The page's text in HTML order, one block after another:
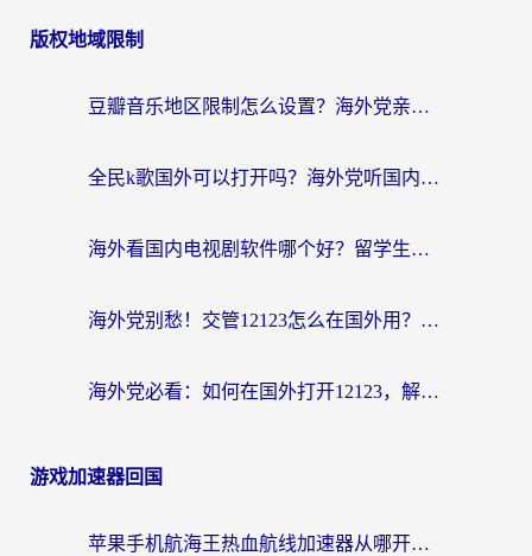
版权地域限制
豆瓣音乐地区限制怎么设置？海外党亲测有效的回国加速方案来了
全民k歌国外可以打开吗？海外党听国内音乐听书的实用指南
海外看国内电视剧软件哪个好？留学生亲测有效的追剧加速方案
海外党别愁！交管12123怎么在国外用？一篇搞定回国资源访问难题
海外党必看：如何在国外打开12123，解决小程序登录难题
游戏加速器回国
苹果手机航海王热血航线加速器从哪开启？海外玩家国服畅玩全攻略